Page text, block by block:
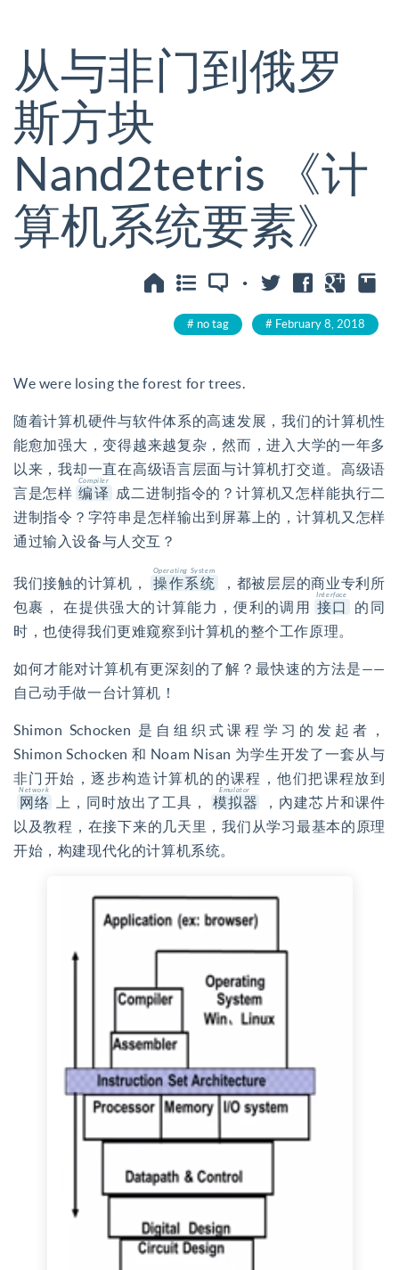
从与非门到俄罗
斯方块
Nand2tetris 《计
算机系统要素》
·
no tag February 8, 2018
We were losing the forest for trees.
随着计算机硬件与软件体系的高速发展，我们的计算机性
能愈加强大，变得越来越复杂，然而，进入大学的一年多
以来，我却一直在高级语言层面与计算机打交道。高级语
言是怎样 编译
Compiler
成二进制指令的？计算机又怎样能执行二
进制指令？字符串是怎样输出到屏幕上的，计算机又怎样
通过输入设备与人交互？
我们接触的计算机， 操作系统
Operating System
，都被层层的商业专利所
包裹， 在提供强大的计算能力，便利的调用 接口
Interface
的同
时，也使得我们更难窥察到计算机的整个工作原理。
如何才能对计算机有更深刻的了解？最快速的方法是——
自己动手做一台计算机！
Shimon Schocken 是自组织式课程学习的发起者，
Shimon Schocken 和 Noam Nisan 为学生开发了一套从与
非门开始，逐步构造计算机的的课程，他们把课程放到
网络
Network
上，同时放出了工具， 模拟器
Emulator
，內建芯片和课件
以及教程，在接下来的几天里，我们从学习最基本的原理
开始，构建现代化的计算机系统。